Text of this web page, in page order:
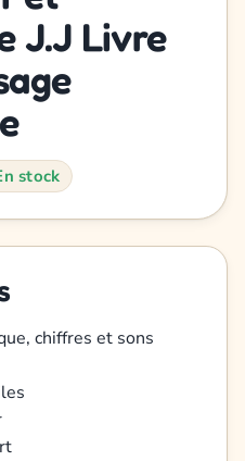
J.J Livre
stock
chiffres et sons